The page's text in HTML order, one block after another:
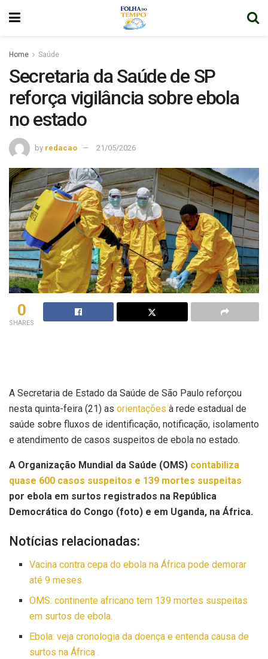
Home Saúde
Secretaria da Saúde de SP
reforça vigilância sobre ebola
no estado
by redacao 21/05/2026
0
SHARES
A Secretaria de Estado da Saúde de São Paulo reforçou
nesta quinta-feira (21) as orientações à rede estadual de
saúde sobre fluxos de identificação, notificação, isolamento
e atendimento de casos suspeitos de ebola no estado.
A Organização Mundial da Saúde (OMS) contabiliza
quase 600 casos suspeitos e 139 mortes suspeitas
por ebola em surtos registrados na República
Democrática do Congo (foto) e em Uganda, na África.
Notícias relacionadas:
Vacina contra cepa do ebola na África pode demorar
até 9 meses.
OMS: continente africano tem 139 mortes suspeitas
em surtos de ebola.
Ebola: veja cronologia da doença e entenda causa de
surtos na África .